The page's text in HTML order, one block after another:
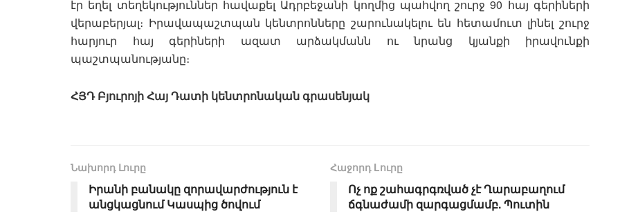
էր եղել տեղեկություններ հավաքել Ադրբեջանի կողմից պահվող շուրջ 90 հայ գերիների
վերաբերյալ։ Իրավապաշտպան կենտրոնները շարունակելու են հետամուտ լինել շուրջ
հարյուր հայ գերիների ազատ արձակմանն ու նրանց կյանքի իրավունքի
պաշտպանությանը։
ՀՅԴ Բյուրոյի Հայ Դատի կենտրոնական գրասենյակ
Նախորդ Լուրը
Իրանի բանակը զորավարժություն է
անցկացնում Կասպից ծովում
Հաջորդ Lուրը
Ոչ ոք շահագրգռված չէ Ղարաբաղում
ճգնաժամի զարգացմամբ. Պուտին